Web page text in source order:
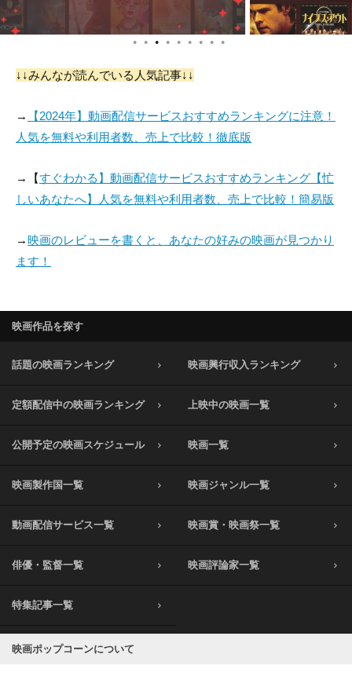
● ● ● ● ● ● ● ● ●
↓↓みんなが読んでいる人気記事↓↓
→
【2024年】動画配信サービスおすすめランキングに注意！
人気を無料や利用者数、売上で比較！徹底版
→【すぐわかる】動画配信サービスおすすめランキング【忙
しいあなたへ】人気を無料や利用者数、売上で比較！簡易版
→映画のレビューを書くと、あなたの好みの映画が見つかり
ます！
映画作品を探す
話題の映画ランキング 映画興行収入ランキング
定額配信中の映画ランキング 上映中の映画一覧
公開予定の映画スケジュール 映画一覧
映画製作国一覧 映画ジャンル一覧
動画配信サービス一覧 映画賞・映画祭一覧
俳優・監督一覧 映画評論家一覧
特集記事一覧
映画ポップコーンについて